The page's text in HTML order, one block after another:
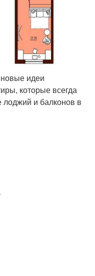
идеи
которые всегда
лоджий и балконов в